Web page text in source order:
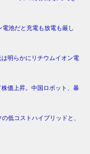
池だと充電も放電も厳し
明らかにリチウムイオン電
価上昇。中国ロボット、暴
低コストハイブリッドと、